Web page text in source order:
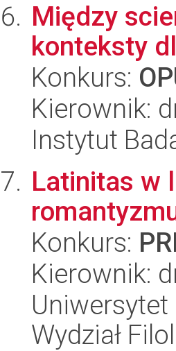
Między
konteksty
Konkurs:
Kierownik:
Instytut
Latinitas w
Konkurs:
Kierownik:
Wydział